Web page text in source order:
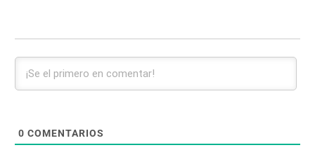
0 COMENTARIOS